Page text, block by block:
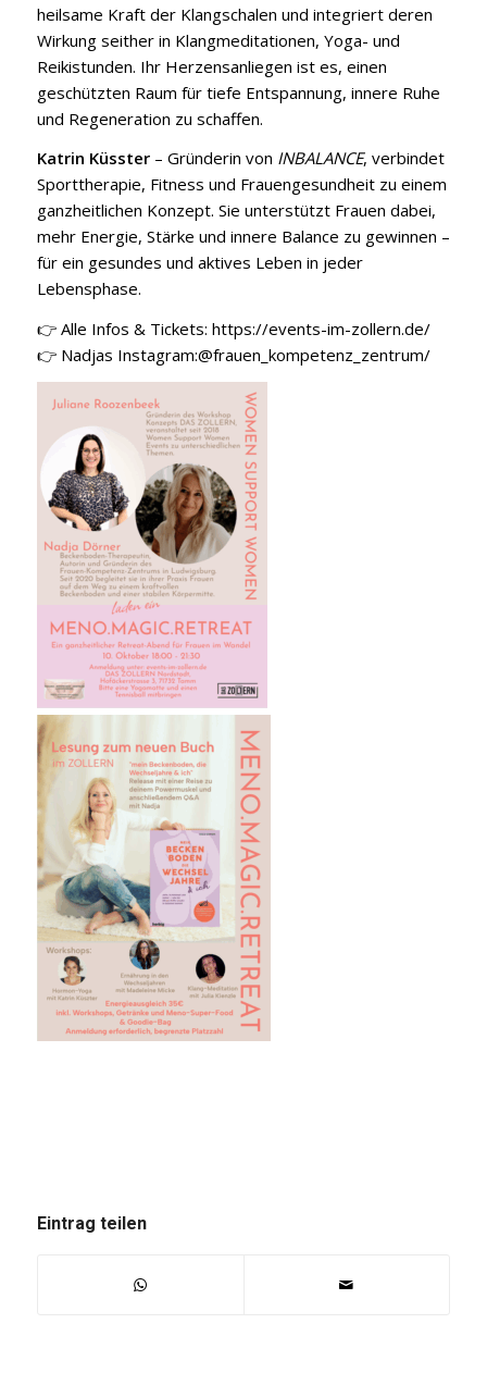
heilsame Kraft der Klangschalen und integriert deren
Wirkung seither in Klangmeditationen, Yoga- und
Reikistunden. Ihr Herzensanliegen ist es, einen
geschützten Raum für tiefe Entspannung, innere Ruhe
und Regeneration zu schaffen.
Katrin Küsster– Gründerin von INBALANCE, verbindet
Sporttherapie, Fitness und Frauengesundheit zu einem
ganzheitlichen Konzept. Sie unterstützt Frauen dabei,
mehr Energie, Stärke und innere Balance zu gewinnen –
für ein gesundes und aktives Leben in jeder
Lebensphase.
👉 Alle Infos & Tickets: https://events-im-zollern.de/
👉 Nadjas Instagram:@frauen_kompetenz_zentrum/
Eintrag teilen